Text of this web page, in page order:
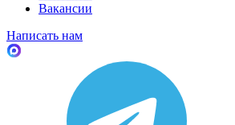
Вакансии
Написать нам